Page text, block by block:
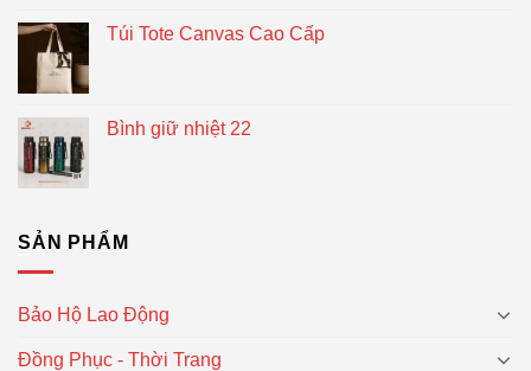
Túi Tote Canvas Cao Cấp
Bình giữ nhiệt 22
SẢN PHẨM
Bảo Hộ Lao Động
Đồng Phục - Thời Trang